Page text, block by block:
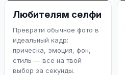
Любителям селфи
Преврати обычное фото в
идеальный кадр:
прическа, эмоция, фон,
стиль — все на твой
выбор за секунды.